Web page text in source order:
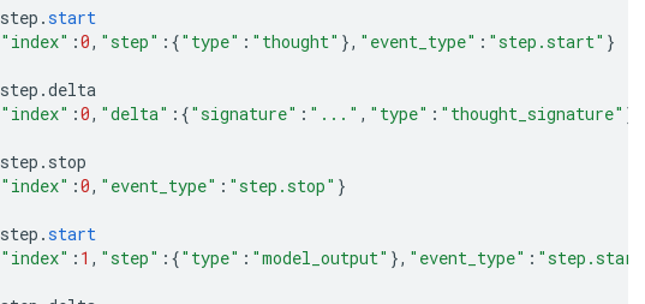
step .start
"index" :0, "step" :{"type" : "thought" }, "event_type" : "step.start" }
step .delta
"index" :0, "delta" :{"signature" : "..." , "type" : "thought_signature" }
step . stop
"index" :0, "event_type" : "step.stop" }
step .start
"index" : 1 , "step" :{"type" : "model_output" }, "event_type" : "step.start"